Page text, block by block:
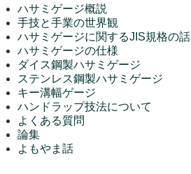
ハサミゲージ概説
手技と手業の世界観
ハサミゲージに関するJIS規格の話
ハサミゲージの仕様
ダイス鋼製ハサミゲージ
ステンレス鋼製ハサミゲージ
キー溝幅ゲージ
ハンドラップ技法について
よくある質問
論集
よもやま話